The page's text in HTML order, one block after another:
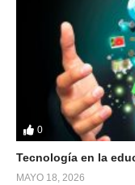
0
Tecnología en la
MAYO 18, 2026